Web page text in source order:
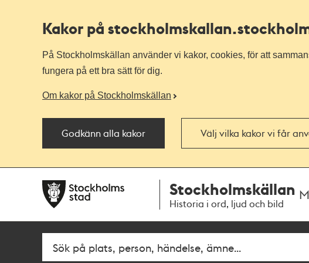
Kakor på stockholmskallan
På Stockholmskällan använder vi kakor, cookies, för att
fungera på ett bra sätt för dig.
Om kakor på Stockholmskällan
Godkänn alla kakor Välj vilka kakor vi får
navigationen
huvudinnehållet
Stockholmskällan
Historia i ord, ljud och bild
Fritextsök